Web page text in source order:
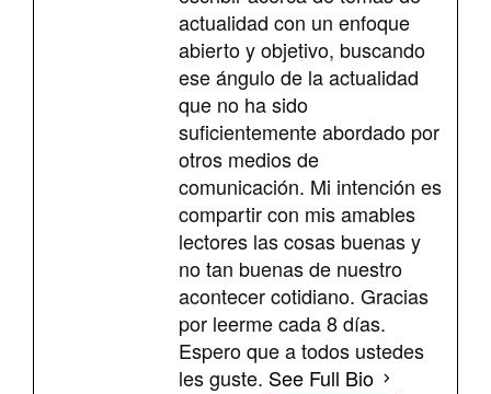
actualidad con un enfoque
abierto y objetivo, buscando
ese ángulo de la actualidad
que no ha sido
suficientemente abordado por
otros medios de
comunicación. Mi intención es
compartir con mis amables
lectores las cosas buenas y
no tan buenas de nuestro
acontecer cotidiano. Gracias
por leerme cada 8 días.
Espero que a todos ustedes
les guste. See Full Bio